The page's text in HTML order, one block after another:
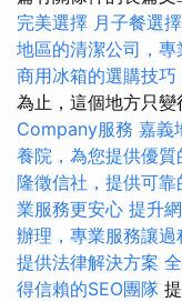
完美選擇 月子餐選
地區的清潔公司，
商用冰箱的選購技巧
為止，這個地方只變
Company服務 嘉義
養院，為您提供優質
隆徵信社，提供可靠
業服務更安心 提升
辦理，專業服務讓過
提供法律解決方案
得信賴的SEO團隊